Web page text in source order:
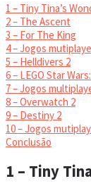
1 – Tiny Tina’s
2 – The Ascent
3 – For The King
4 – Jogos
5 – Helldivers 2
6 – LEGO Star
7 – Jogos
8 – Overwatch 2
9 – Destiny 2
10 – Jogos
Conclusão
1 – Tiny